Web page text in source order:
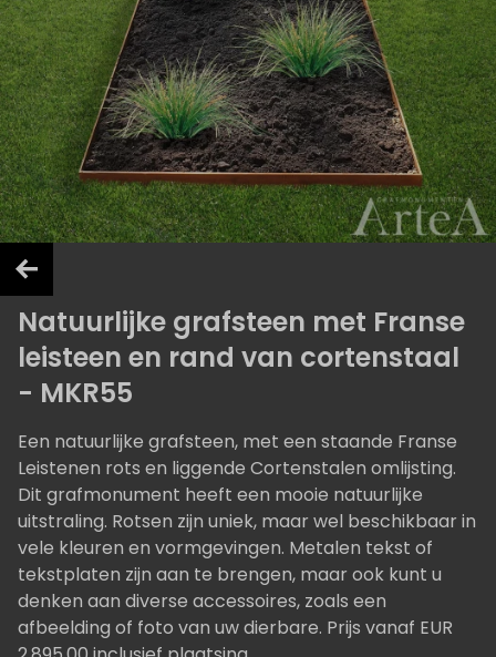
Natuurlijke grafsteen met Franse
leisteen en rand van cortenstaal
- MKR55
Een natuurlijke grafsteen, met een staande Franse
Leistenen rots en liggende Cortenstalen omlijsting.
Dit grafmonument heeft een mooie natuurlijke
uitstraling. Rotsen zijn uniek, maar wel beschikbaar in
vele kleuren en vormgevingen. Metalen tekst of
tekstplaten zijn aan te brengen, maar ook kunt u
denken aan diverse accessoires, zoals een
afbeelding of foto van uw dierbare. Prijs vanaf EUR